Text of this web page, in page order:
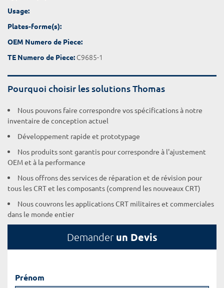
Usage:
Plates-forme(s):
OEM Numero de Piece:
TE Numero de Piece: C9685-1
Pourquoi choisir les solutions Thomas
Nous pouvons faire correspondre vos spécifications à notre
inventaire de conception actuel
Développement rapide et prototypage
Nos produits sont garantis pour correspondre à l'ajustement
OEM et à la performance
Nous offrons des services de réparation et de révision pour
tous les CRT et les composants (comprend les nouveaux CRT)
Nous couvrons les applications CRT militaires et commerciales
dans le monde entier
Demander un Devis
Prénom